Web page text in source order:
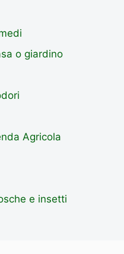
o giardino
Agricola
e insetti